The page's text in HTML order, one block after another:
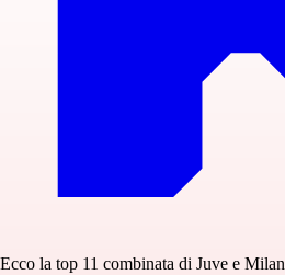
Ecco la top 11 combinata di Juve e Milan